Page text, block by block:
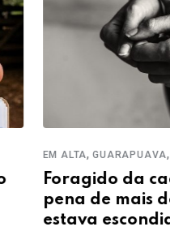
EM ALTA,GUARAPUAVA,
Foragido da cadeia
pena de mais de 20
estava escondido